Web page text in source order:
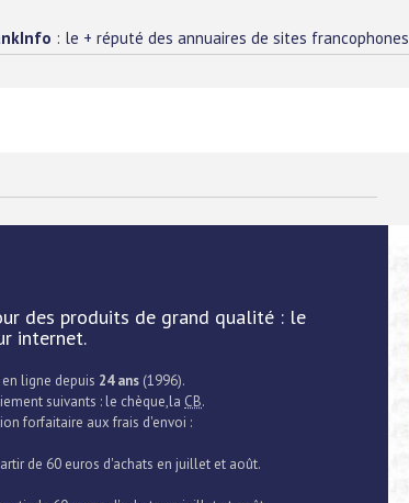
: le + réputé des annuaires de sites francophones
des produits de grand qualité : le
internet.
ligne depuis 24 ans (1996).
suivants : le chèque,la CB.
forfaitaire aux frais d'envoi :
de 60 euros d'achats en juillet et août.